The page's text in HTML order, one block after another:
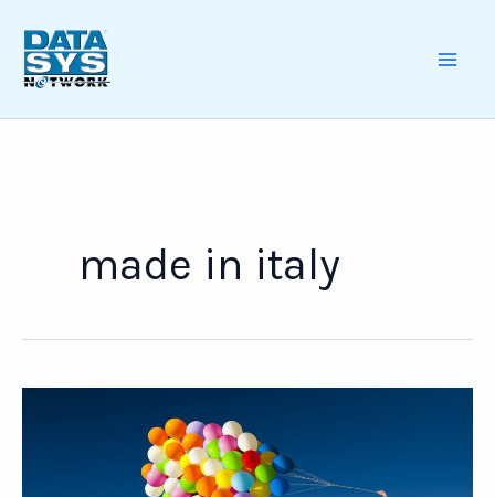
content
made in italy